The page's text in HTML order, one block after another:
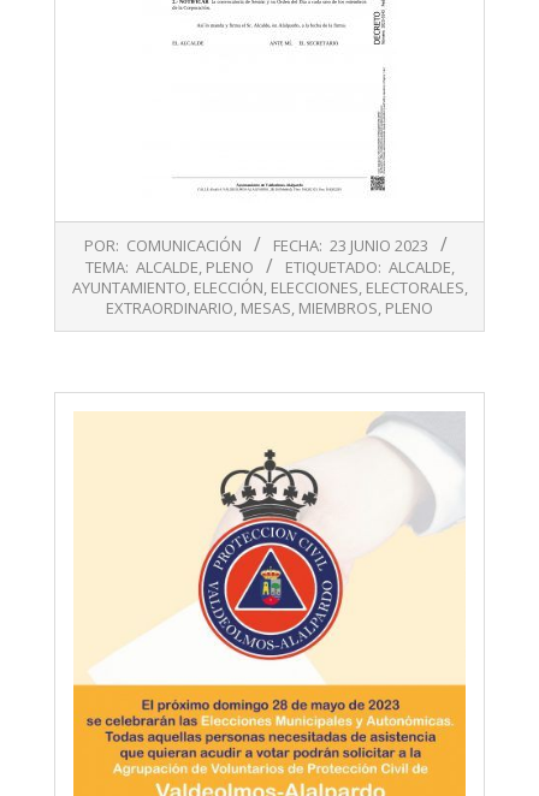
23
POR: COMUNICACIÓN FECHA: 23 JUNIO 2023
TEMA: ALCALDE, PLENO ETIQUETADO: ALCALDE,
AYUNTAMIENTO, ELECCIÓN, ELECCIONES, ELECTORALES,
EXTRAORDINARIO, MESAS, MIEMBROS, PLENO